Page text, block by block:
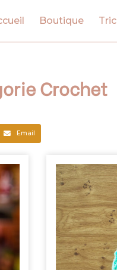
Boutique
Crochet
Email